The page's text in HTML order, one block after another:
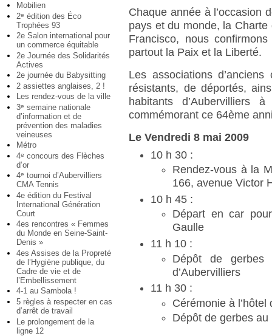
Mobilien
2e édition des Éco
Trophées 93
2e Salon international pour
un commerce équitable
2e Journée des Solidarités
Actives
2e journée du Babysitting
2 assiettes anglaises, 2 !
Les rendez-vous de la ville
3e semaine nationale
d’information et de
prévention des maladies
veineuses
Métro
4e concours des Flèches
d’or
4e tournoi d’Aubervilliers
CMA Tennis
4e édition du Festival
International Génération
Court
4es rencontres « Femmes
du Monde en Seine-Saint-
Denis »
4es Assises de la Propreté
de l’Hygiène publique, du
Cadre de vie et de
l’Embellissement
4-1 au Sambola !
5 règles à respecter en cas
d’arrêt de travail
Le prolongement de la
ligne 12
Chaque année à l’occasion
pays et du monde, la
Francisco, nous
partout la Paix et la Liberté.
Les associations
résistants, de déportés,
habitants d’Aubervilliers
commémorant ce 64ème
Le Vendredi 8 mai 2009
10 h 30 :
Rendez-vous à la
166, avenue Victor
10 h 45 :
Départ en car
Gaulle
11 h 10 :
Dépôt de gerbes
d’Aubervilliers
11 h 30 :
Cérémonie à l’hôtel
Dépôt de gerbes